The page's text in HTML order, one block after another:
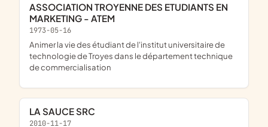
ASSOCIATION TROYENNE DES ETUDIANTS EN
MARKETING - ATEM
1973-05-16
animer la vie des étudiant de l'institut universitaire de
technologie de Troyes dans le département technique
de commercialisation
LA SAUCE SRC
2010-11-17